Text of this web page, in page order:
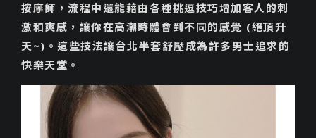
按摩師，流程中還能藉由各種挑逗技巧增加客人的刺
激和爽感，讓你在高潮時體會到不同的感覺 (絕頂升
天~)。這些技法讓台北半套舒壓成為許多男士追求的
快樂天堂。